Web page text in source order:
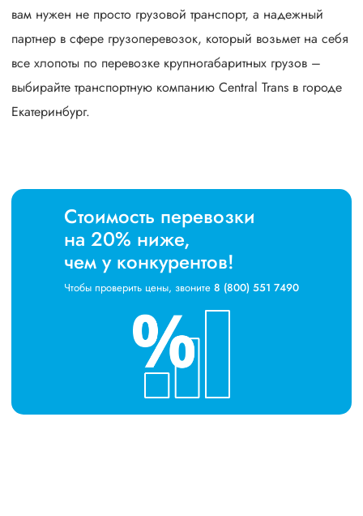
вам нужен не просто грузовой транспорт, а надежный
партнер в сфере грузоперевозок, который возьмет на себя
все хлопоты по перевозке крупногабаритных грузов –
выбирайте транспортную компанию Central Trans в городе
Екатеринбург.
Стоимость перевозки
на 20% ниже,
чем у конкурентов!
Чтобы проверить цены, звоните 8 (800) 551 7490